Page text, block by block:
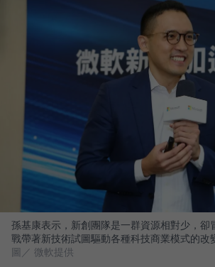
孫基康表示，新創團隊是一群資源相對少，卻
戰帶著新技術試圖驅動各種科技商業模式的改
圖／ 微軟提供